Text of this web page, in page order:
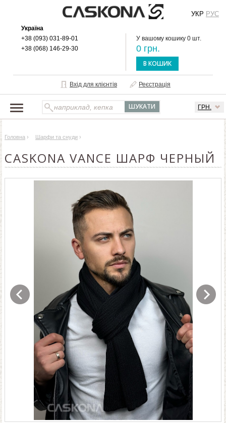
Україна
+38 (093) 031-89-01
+38 (068) 146-29-30
У вашому кошику 0 шт.
0 грн.
В КОШИК
Вхід для клієнтів Реєстрація
ГРН.
УКР РУС
ПРО БРЕНД
ДОСТАВКА І ОПЛАТА
Головна › Шарфи та снуди ›
CASKONA VANCE ШАРФ ЧЕРНЫЙ